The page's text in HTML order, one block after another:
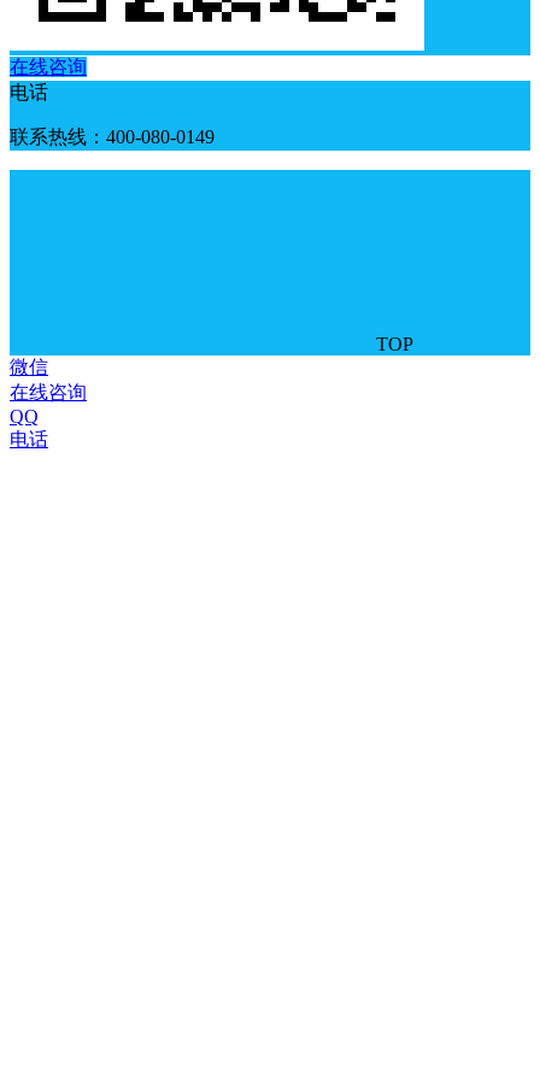
在线咨询
电话
联系热线：400-080-0149
TOP
微信
在线咨询
QQ
电话